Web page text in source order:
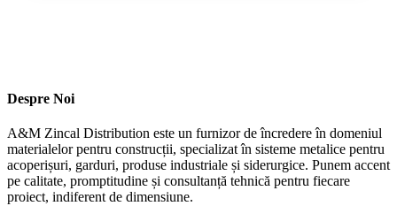
Despre Noi
A&M Zincal Distribution este un furnizor de încredere în domeniul
materialelor pentru construcții, specializat în sisteme metalice pentru
acoperișuri, garduri, produse industriale și siderurgice. Punem accent
pe calitate, promptitudine și consultanță tehnică pentru fiecare
proiect, indiferent de dimensiune.